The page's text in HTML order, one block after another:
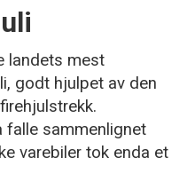
landets mest
godt hjulpet av den
falle sammenlignet
varebiler tok enda et